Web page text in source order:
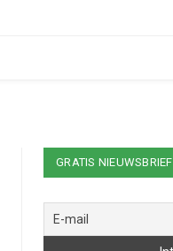
GRATIS NIEUWSBRIEF